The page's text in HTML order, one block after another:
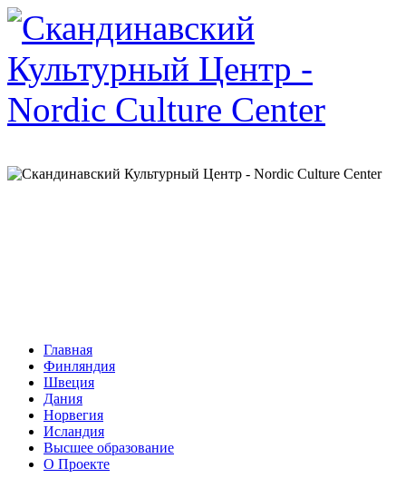
Главная
Финляндия
Швеция
Дания
Норвегия
Исландия
Высшее образование
О Проекте